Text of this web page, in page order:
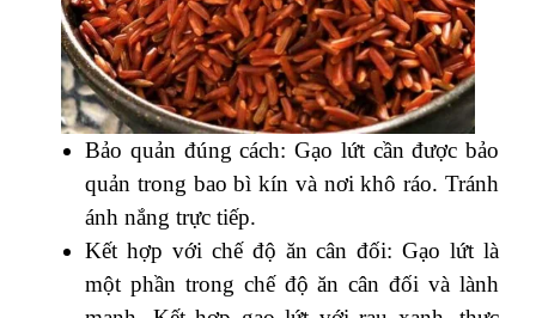
Bảo quản đúng cách: Gạo lứt cần được bảo
quản trong bao bì kín và nơi khô ráo. Tránh
ánh nắng trực tiếp.
Kết hợp với chế độ ăn cân đối: Gạo lứt là
một phần trong chế độ ăn cân đối và lành